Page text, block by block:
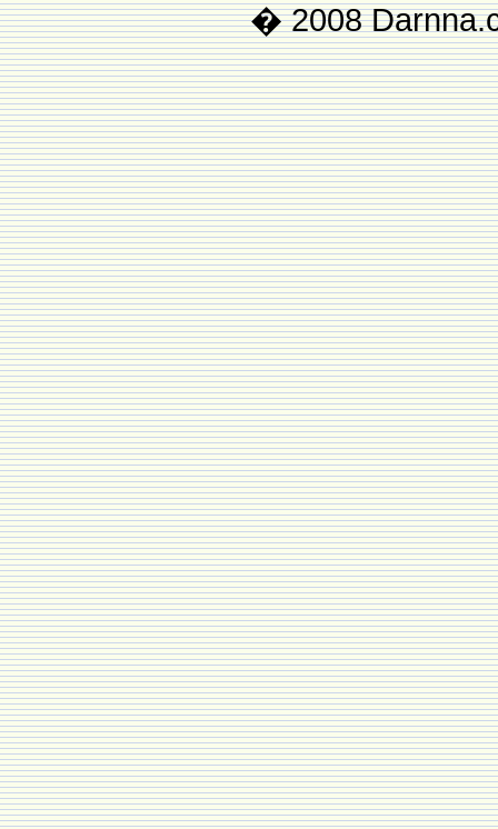
� 2008